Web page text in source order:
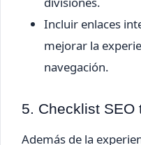
Incluir enlaces
mejorar la
navegación.
5. Checklist SEO
Además de la